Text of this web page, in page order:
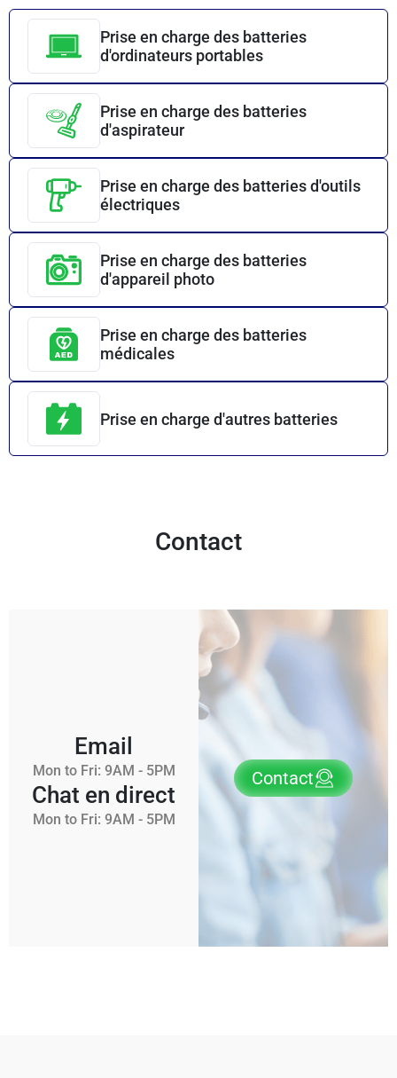
Prise en charge des batteries
d'ordinateurs portables
Prise en charge des batteries
d'aspirateur
Prise en charge des batteries d'outils
électriques
Prise en charge des batteries
d'appareil photo
Prise en charge des batteries
médicales
Prise en charge d'autres batteries
Contact
Email
Mon to Fri: 9AM - 5PM
Chat en direct
Mon to Fri: 9AM - 5PM
Contact